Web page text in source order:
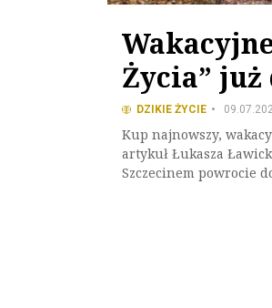
Życia” już
DZIKIE ŻYCIE
Kup najnowszy,
artykuł Łukasza
Szczecinem powrocie